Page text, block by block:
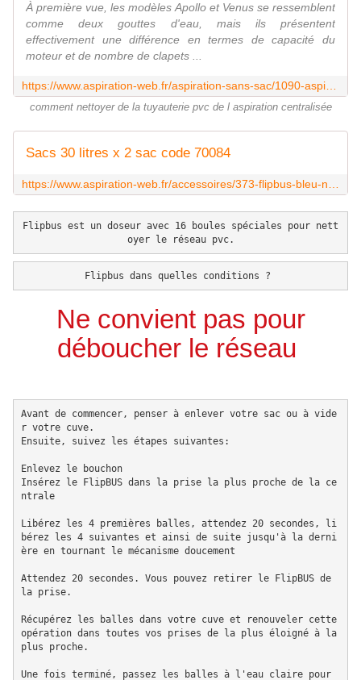
À première vue, les modèles Apollo et Venus se ressemblent
comme deux gouttes d'eau, mais ils présentent
effectivement une différence en termes de capacité du
moteur et de nombre de clapets ...
comment nettoyer de la tuyauterie pvc de l aspiration centralisée
Sacs 30 litres x 2 sac code 70084
Flipbus est un doseur avec 16 boules spéciales pour nett
oyer le réseau pvc.
Flipbus dans quelles conditions ?
Ne convient pas pour
déboucher le réseau
Avant de commencer, penser à enlever votre sac ou à vide
r votre cuve.
Ensuite, suivez les étapes suivantes:
Enlevez le bouchon
Insérez le FlipBUS dans la prise la plus proche de la ce
ntrale
Libérez les 4 premières balles, attendez 20 secondes, li
bérez les 4 suivantes et ainsi de suite jusqu'à la derni
ère en tournant le mécanisme doucement
Attendez 20 secondes. Vous pouvez retirer le FlipBUS de
la prise.
Récupérez les balles dans votre cuve et renouveler cette
opération dans toutes vos prises de la plus éloigné à la
plus proche.
Une fois terminé, passez les balles à l'eau claire pour